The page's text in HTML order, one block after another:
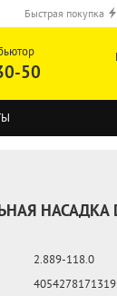
Быстрая покупка
50
НАСАДКА
2.889-118.0
4054278171319